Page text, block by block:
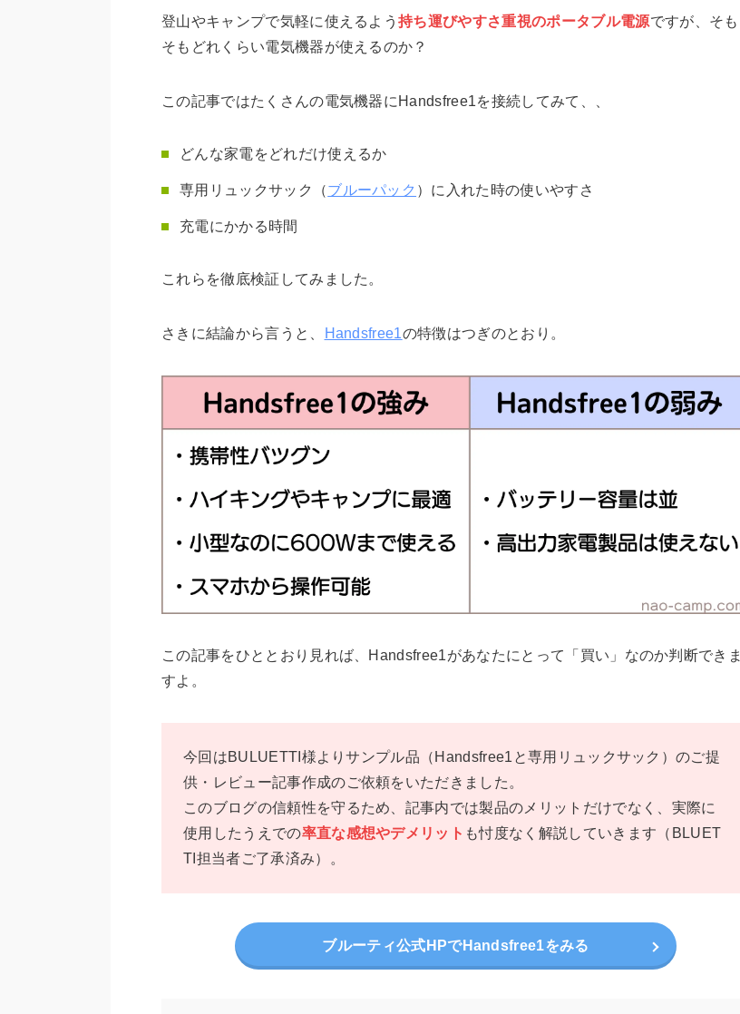
登山やキャンプで気軽に使えるよう持ち運びやすさ重視のポータブル電源ですが、そも
そもどれくらい電気機器が使えるのか？
この記事ではたくさんの電気機器に Handsfree1を接続してみて、、
どんな家電をどれだけ使えるか
専用リュックサック（ブルーパック ）に入れた時の使いやすさ
充電にかかる時間
これらを徹底検証してみました。
さきに結論から言うと、 Handsfree1の特徴はつぎのとおり。
この記事をひととおり見れば、 Handsfree1があなたにとって「買い」なのか判断できま
すよ。
今回はBULUETTI様よりサンプル品（ Handsfree1と専用リュックサック）のご提
供・レビュー記事作成のご依頼をいただきました。
このブログの信頼性を守るため、記事内では製品のメリットだけでなく、実際に
使用したうえでの率直な感想やデメリット も忖度なく解説していきます（BLUET
TI担当者ご了承済み）。
ブルーティ公式HPでHandsfree1をみる